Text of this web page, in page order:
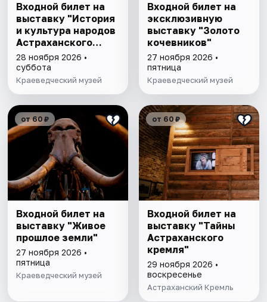
Входной билет на
выставку "История
и культура народов
Астраханского
края"
28 ноября 2026 •
суббота
Краеведческий музей
Входной билет на
эксклюзивную
выставку "Золото
кочевников"
27 ноября 2026 •
пятница
Краеведческий музей
от 60 ₽
Входной билет на
выставку "Живое
прошлое земли"
27 ноября 2026 •
пятница
Краеведческий музей
от 60 ₽
Входной билет на
выставку "Тайны
Астраханского
кремля"
29 ноября 2026 •
воскресенье
Астраханский Кремль